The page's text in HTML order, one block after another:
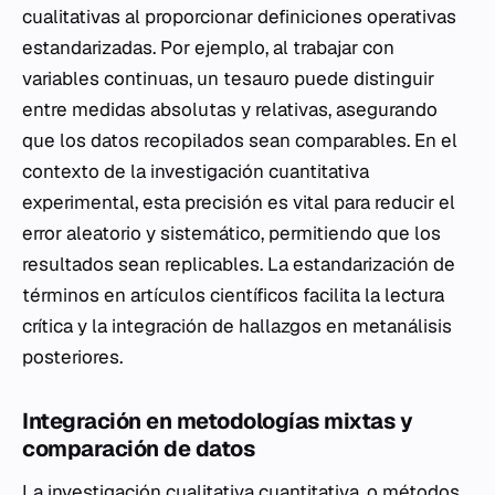
cualitativas al proporcionar definiciones operativas
estandarizadas. Por ejemplo, al trabajar con
variables continuas, un tesauro puede distinguir
entre medidas absolutas y relativas, asegurando
que los datos recopilados sean comparables. En el
contexto de la investigación cuantitativa
experimental, esta precisión es vital para reducir el
error aleatorio y sistemático, permitiendo que los
resultados sean replicables. La estandarización de
términos en artículos científicos facilita la lectura
crítica y la integración de hallazgos en metanálisis
posteriores.
Integración en metodologías mixtas y
comparación de datos